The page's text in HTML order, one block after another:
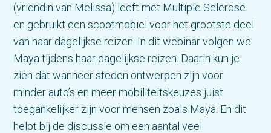
(vriendin van Melissa) leeft met Multiple Sclerose
en gebruikt een scootmobiel voor het grootste deel
van haar dagelijkse reizen. In dit webinar volgen we
Maya tijdens haar dagelijkse reizen. Daarin kun je
zien dat wanneer steden ontwerpen zijn voor
minder auto’s en meer mobiliteitskeuzes juist
toegankelijker zijn voor mensen zoals Maya. En dit
helpt bij de discussie om een aantal veel